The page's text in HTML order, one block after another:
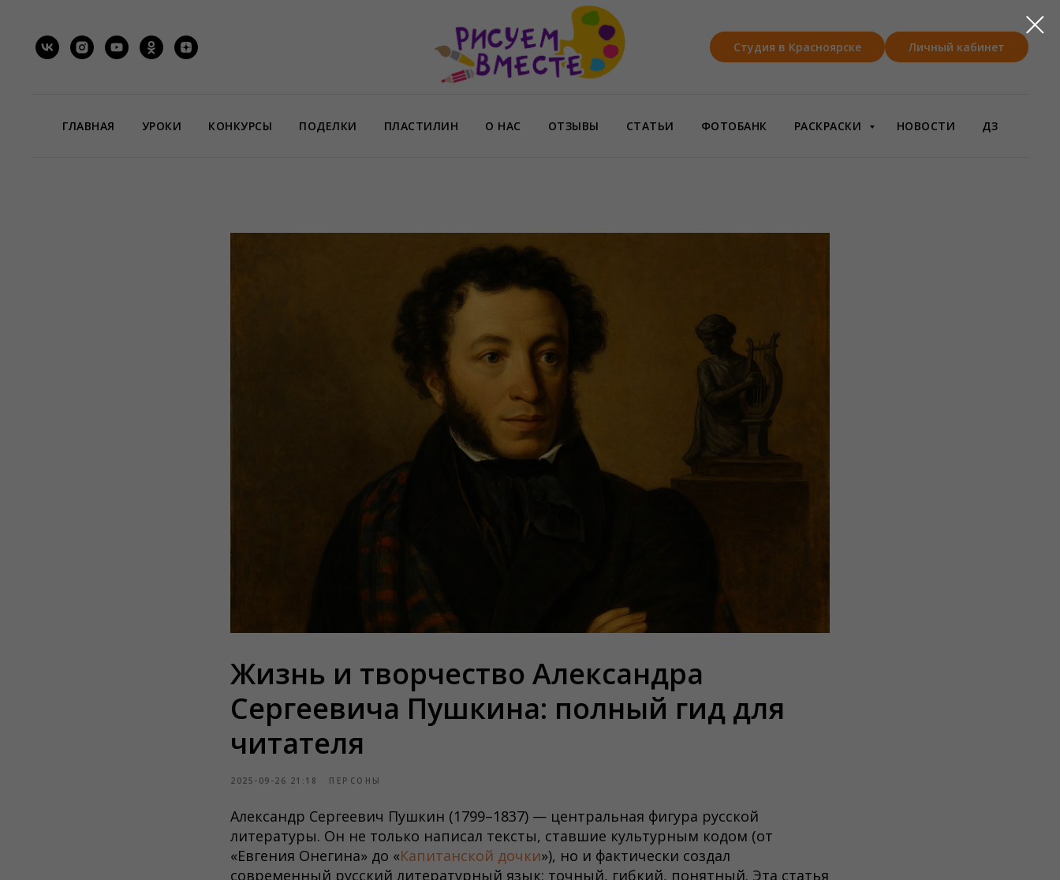
Студия в Красноярске Личный кабинет
ГЛАВНАЯ УРОКИ КОНКУРСЫ ПОДЕЛКИ ПЛАСТИЛИН О НАС ОТЗЫВЫ СТАТЬИ ФОТОБАНК РАСКРАСКИ НОВОСТИ ДЗ
Жизнь и творчество Александра
Сергеевича Пушкина: полный гид для
читателя
2025-09-26 21:18 ПЕРСОНЫ
Александр Сергеевич Пушкин (1799–1837) — центральная фигура русской
литературы. Он не только написал тексты, ставшие культурным кодом (от
«Евгения Онегина» до «Капитанской дочки»), но и фактически создал
современный русский литературный язык: точный, гибкий, понятный. Эта статья